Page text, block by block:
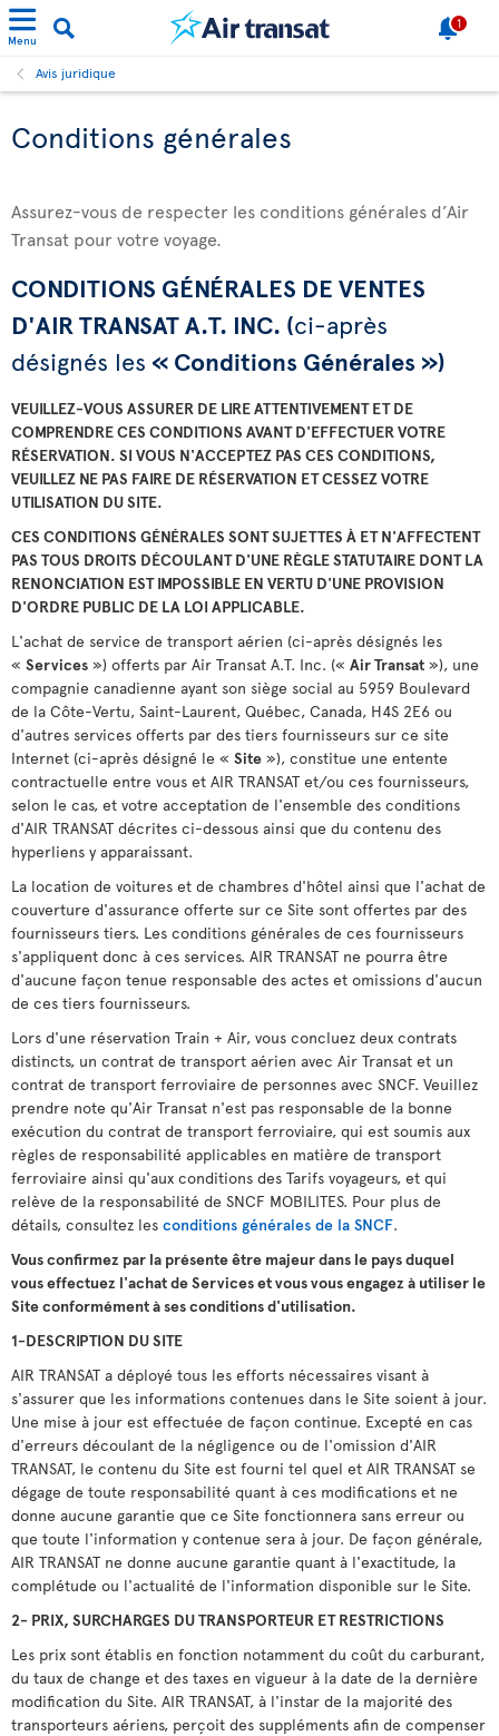
Menu
1
Avis juridique
Conditions générales
Assurez-vous de respecter les conditions générales d’Air
Transat pour votre voyage.
CONDITIONS GÉNÉRALES DE VENTES
D'AIR TRANSAT A.T. INC. (ci-après
désignés les « Conditions Générales »)
VEUILLEZ-VOUS ASSURER DE LIRE ATTENTIVEMENT ET DE
COMPRENDRE CES CONDITIONS AVANT D'EFFECTUER VOTRE
RÉSERVATION. SI VOUS N'ACCEPTEZ PAS CES CONDITIONS,
VEUILLEZ NE PAS FAIRE DE RÉSERVATION ET CESSEZ VOTRE
UTILISATION DU SITE.
CES CONDITIONS GÉNÉRALES SONT SUJETTES À ET N'AFFECTENT
PAS TOUS DROITS DÉCOULANT D'UNE RÈGLE STATUTAIRE DONT LA
RENONCIATION EST IMPOSSIBLE EN VERTU D'UNE PROVISION
D'ORDRE PUBLIC DE LA LOI APPLICABLE.
L'achat de service de transport aérien (ci-après désignés les
« Services ») offerts par Air Transat A.T. Inc. (« Air Transat »), une
compagnie canadienne ayant son siège social au 5959 Boulevard
de la Côte-Vertu, Saint-Laurent, Québec, Canada, H4S 2E6 ou
d'autres services offerts par des tiers fournisseurs sur ce site
Internet (ci-après désigné le « Site »), constitue une entente
contractuelle entre vous et AIR TRANSAT et/ou ces fournisseurs,
selon le cas, et votre acceptation de l'ensemble des conditions
d'AIR TRANSAT décrites ci-dessous ainsi que du contenu des
hyperliens y apparaissant.
La location de voitures et de chambres d'hôtel ainsi que l'achat de
couverture d'assurance offerte sur ce Site sont offertes par des
fournisseurs tiers. Les conditions générales de ces fournisseurs
s'appliquent donc à ces services. AIR TRANSAT ne pourra être
d'aucune façon tenue responsable des actes et omissions d'aucun
de ces tiers fournisseurs.
Lors d'une réservation Train + Air, vous concluez deux contrats
distincts, un contrat de transport aérien avec Air Transat et un
contrat de transport ferroviaire de personnes avec SNCF. Veuillez
prendre note qu'Air Transat n'est pas responsable de la bonne
exécution du contrat de transport ferroviaire, qui est soumis aux
règles de responsabilité applicables en matière de transport
ferroviaire ainsi qu'aux conditions des Tarifs voyageurs, et qui
relève de la responsabilité de SNCF MOBILITES. Pour plus de
détails, consultez les conditions générales de la SNCF.
Vous confirmez par la présente être majeur dans le pays duquel
vous effectuez l'achat de Services et vous vous engagez à utiliser le
Site conformément à ses conditions d'utilisation.
1-DESCRIPTION DU SITE
AIR TRANSAT a déployé tous les efforts nécessaires visant à
s'assurer que les informations contenues dans le Site soient à jour.
Une mise à jour est effectuée de façon continue. Excepté en cas
d'erreurs découlant de la négligence ou de l'omission d'AIR
TRANSAT, le contenu du Site est fourni tel quel et AIR TRANSAT se
dégage de toute responsabilité quant à ces modifications et ne
donne aucune garantie que ce Site fonctionnera sans erreur ou
que toute l'information y contenue sera à jour. De façon générale,
AIR TRANSAT ne donne aucune garantie quant à l'exactitude, la
complétude ou l'actualité de l'information disponible sur le Site.
2- PRIX, SURCHARGES DU TRANSPORTEUR ET RESTRICTIONS
Les prix sont établis en fonction notamment du coût du carburant,
du taux de change et des taxes en vigueur à la date de la dernière
modification du Site. AIR TRANSAT, à l'instar de la majorité des
transporteurs aériens, perçoit des suppléments afin de compenser